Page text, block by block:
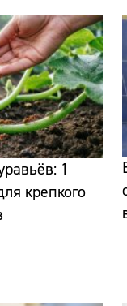
1
крепкого